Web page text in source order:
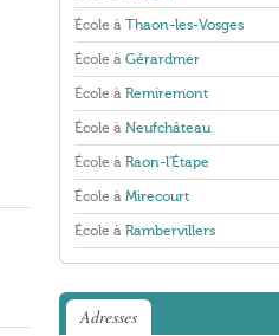
École à Thaon-les-Vosges
École à Gérardmer
École à Remiremont
École à Neufchâteau
École à Raon-l'Étape
École à Mirecourt
École à Rambervillers
Adresses